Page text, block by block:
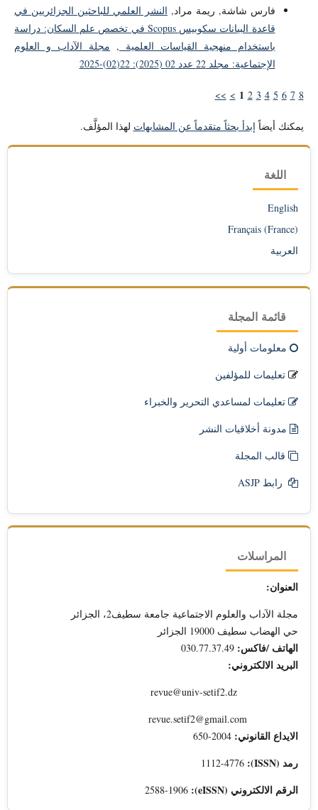
فارس شاشة, ريمة مراد, النشر العلمي للباحثين الجزائريين في
قاعدة البيانات سكوبيس Scopus في تخصص علم السكان: دراسة
باستخدام منهجية القياسات العلمية
, مجلة الآداب و العلوم
الإجتماعية: مجلد 22 عدد 02 (2025): 22(02)-2025
1 2 3 4 5 6 7 8
>
>>
يمكنك أيضاً إبدأ بحثاً متقدماً عن المشابهات لهذا المؤلَّف.
اللغة
English
Français (France)
العربية
قائمة المجلة
معلومات أولية
تعليمات للمؤلفين
تعليمات لمساعدي التحرير والخبراء
مدونة أخلاقيات النشر
قالب المجلة
رابط ASJP
المراسلات
العنوان:
مجلة الآداب والعلوم الاجتماعية جامعة سطيف2، الجزائر
حي الهضاب سطيف 19000 الجزائر
الهاتف /فاكس:
البريد الالكتروني:
الايداع القانوني:
رمد (ISSN):
الرقم الالكتروني (eISSN):